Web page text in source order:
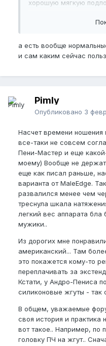
хорошую мягкую
хорошие. А можно и
обычный экс под
часами об этом
на малом натяжении
растет. А кто-то на
растет и только
рост дала
тенденции появились
очень обширная.
Лучше на счет этого
прогрев.
а есть вообще
и сам каким сейчас
Pimly
Опубликовано 3
Насчет времени ношения
все-таки не совсем
Пени-Мастер и еще
моему) Вообще не
еще как писал раньше,
варианта от MaleEdge.
развалился менее чем
треснула шкала
легкий вес аппарата
мужики..
Из дорогих мне
американский... Там
это покажется кому-то
переплачивать за
Кстати, у Андро-Пениса
силиконовые жгуты - так
В общем, уважаемые
своя история и практика
вот такое.. Например, по
головку ПЧ на жгут..